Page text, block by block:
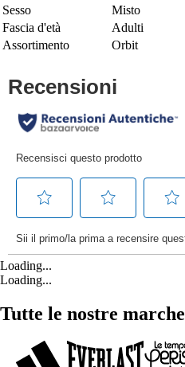
Sesso
Misto
Fascia d'età
Adulti
Assortimento
Orbit
Loading...
Loading...
Tutte le nostre marche